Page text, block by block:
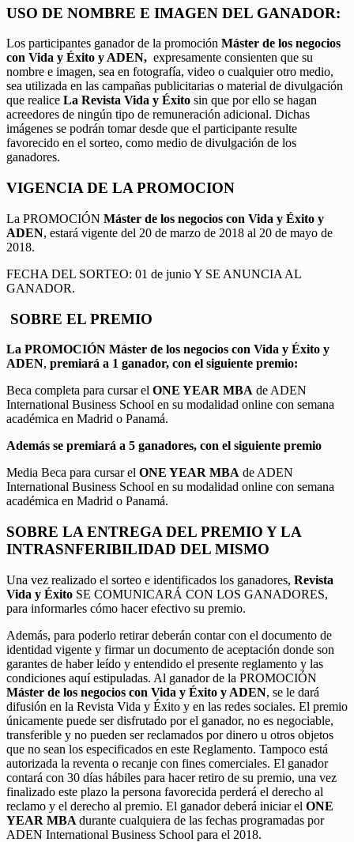
USO DE NOMBRE E IMAGEN DEL GANADOR:
Los participantes ganador de la promoción Máster de los negocios
con Vida y Éxito y ADEN, expresamente consienten que su
nombre e imagen, sea en fotografía, video o cualquier otro medio,
sea utilizada en las campañas publicitarias o material de divulgación
que realice La Revista Vida y Éxito sin que por ello se hagan
acreedores de ningún tipo de remuneración adicional. Dichas
imágenes se podrán tomar desde que el participante resulte
favorecido en el sorteo, como medio de divulgación de los
ganadores.
VIGENCIA DE LA PROMOCION
La PROMOCIÓN Máster de los negocios con Vida y Éxito y
ADEN, estará vigente del 20 de marzo de 2018 al 20 de mayo de
2018.
FECHA DEL SORTEO: 01 de junio Y SE ANUNCIA AL
GANADOR.
SOBRE EL PREMIO
La PROMOCIÓN Máster de los negocios con Vida y Éxito y
ADEN, premiará a 1 ganador, con el siguiente premio:
Beca completa para cursar el ONE YEAR MBA de ADEN
International Business School en su modalidad online con semana
académica en Madrid o Panamá.
Además se premiará a 5 ganadores, con el siguiente premio
Media Beca para cursar el ONE YEAR MBA de ADEN
International Business School en su modalidad online con semana
académica en Madrid o Panamá.
SOBRE LA ENTREGA DEL PREMIO Y LA
INTRASNFERIBILIDAD DEL MISMO
Una vez realizado el sorteo e identificados los ganadores, Revista
Vida y Éxito SE COMUNICARÁ CON LOS GANADORES,
para informarles cómo hacer efectivo su premio.
Además, para poderlo retirar deberán contar con el documento de
identidad vigente y firmar un documento de aceptación donde son
garantes de haber leído y entendido el presente reglamento y las
condiciones aquí estipuladas. Al ganador de la PROMOCIÓN
Máster de los negocios con Vida y Éxito y ADEN, se le dará
difusión en la Revista Vida y Éxito y en las redes sociales. El premio
únicamente puede ser disfrutado por el ganador, no es negociable,
transferible y no pueden ser reclamados por dinero u otros objetos
que no sean los especificados en este Reglamento. Tampoco está
autorizada la reventa o recanje con fines comerciales. El ganador
contará con 30 días hábiles para hacer retiro de su premio, una vez
finalizado este plazo la persona favorecida perderá el derecho al
reclamo y el derecho al premio. El ganador deberá iniciar el ONE
YEAR MBA durante cualquiera de las fechas programadas por
ADEN International Business School para el 2018.